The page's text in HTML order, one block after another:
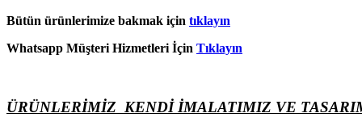
Bütün ürünlerimize bakmak için tıklayın
Whatsapp Müşteri Hizmetleri İçin Tıklayın
ÜRÜNLERİMİZ KENDİ İMALATIMIZ VE